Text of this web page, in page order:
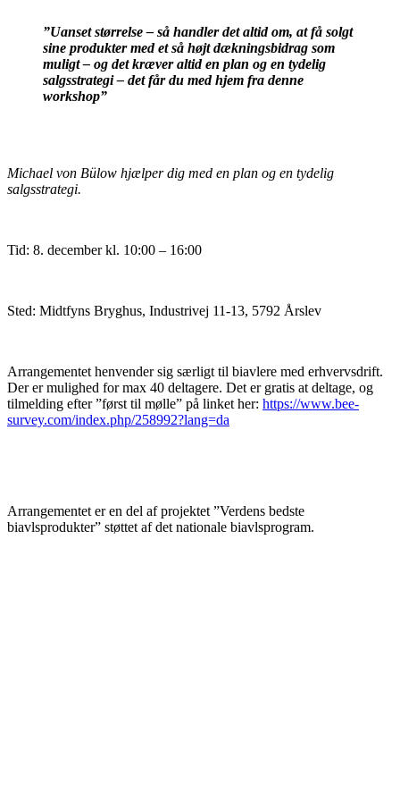
”Uanset størrelse – så handler det altid om, at få solgt
sine produkter med et så højt dækningsbidrag som
muligt – og det kræver altid en plan og en tydelig
salgsstrategi – det får du med hjem fra denne
workshop”
Michael von Bülow hjælper dig med en plan og en tydelig
salgsstrategi.
Tid: 8. december kl. 10:00 – 16:00
Sted: Midtfyns Bryghus, Industrivej 11-13, 5792 Årslev
Arrangementet henvender sig særligt til biavlere med erhvervsdrift.
Der er mulighed for max 40 deltagere. Det er gratis at deltage, og
tilmelding efter ”først til mølle” på linket her: https://www.bee-
survey.com/index.php/258992?lang=da
Arrangementet er en del af projektet ”Verdens bedste
biavlsprodukter” støttet af det nationale biavlsprogram.